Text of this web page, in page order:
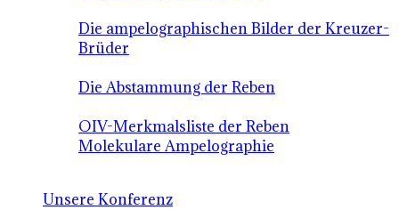
Die ampelographischen Bilder der Kreuzer-
Brüder
Die Abstammung der Reben
OIV-Merkmalsliste der Reben
Molekulare Ampelographie
Unsere Konferenz